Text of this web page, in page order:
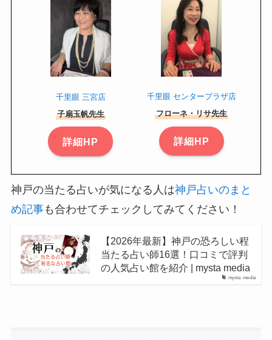
千里眼 三宮店
子扇玉帆先生
詳細HP
千里眼 センタープラザ店
フローネ・リサ先生
詳細HP
神戸の当たる占いが気になる人は神戸占いのまと
め記事も合わせてチェックしてみてください！
mysta media
【2026年最新】神戸の恐ろしい程
当たる占い師16選！口コミで評判
の人気占い館を紹介 | mysta media